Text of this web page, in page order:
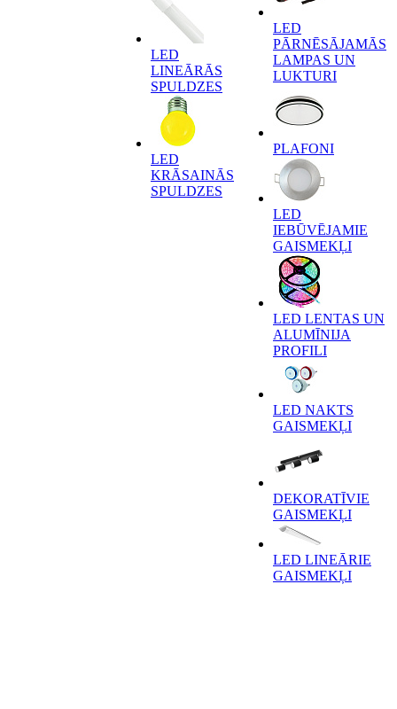
LED
LINEĀRĀS
SPULDZES
LED
KRĀSAINĀS
SPULDZES
LED
PĀRNĒSĀJAMĀS
LAMPAS UN
LUKTURI
PLAFONI
LED
IEBŪVĒJAMIE
GAISMEKĻI
LED LENTAS UN
ALUMĪNIJA
PROFILI
LED NAKTS
GAISMEKĻI
DEKORATĪVIE
GAISMEKĻI
LED LINEĀRIE
GAISMEKĻI